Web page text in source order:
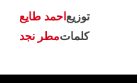
توزيع احمد طايع
كلماتمطر نجد